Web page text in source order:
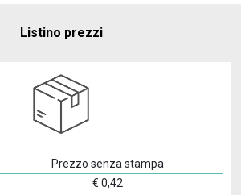
Listino prezzi
Prezzo senza stampa
€ 0,42